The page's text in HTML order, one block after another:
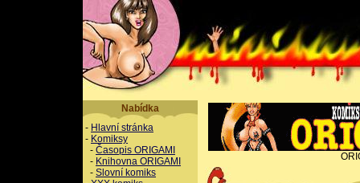
Nabídka
- Hlavní stránka
- Komiksy
- Časopis ORIGAMI
- Knihovna ORIGAMI
- Slovní komiks